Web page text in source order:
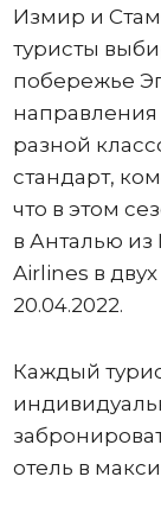
Измир и
туристы
побережье
направления
разной
стандарт,
что в этом
в Анталью из
Airlines в
20.04.2022.
Каждый
отель в